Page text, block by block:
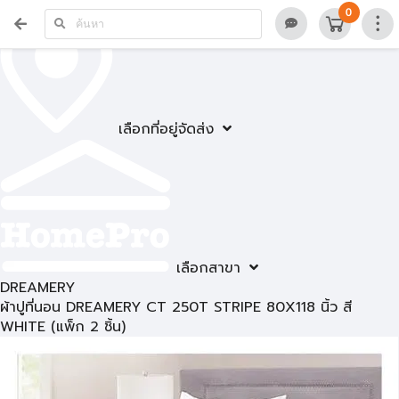
เลือกที่อยู่จัดส่ง
เลือกสาขา
0
DREAMERY
ผ้าปูที่นอน DREAMERY CT 250T STRIPE 80X118 นิ้ว สี
WHITE (แพ็ก 2 ชิ้น)